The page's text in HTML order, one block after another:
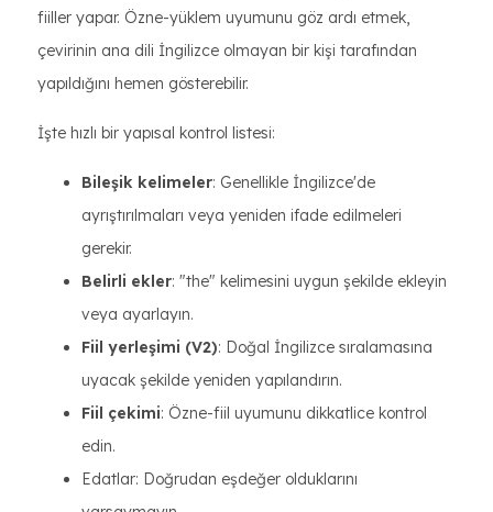
fiiller yapar. Özne-yüklem uyumunu göz ardı etmek,
çevirinin ana dili İngilizce olmayan bir kişi tarafından
yapıldığını hemen gösterebilir.
İşte hızlı bir yapısal kontrol listesi:
Bileşik kelimeler: Genellikle İngilizce'de
ayrıştırılmaları veya yeniden ifade edilmeleri
gerekir.
Belirli ekler: "the" kelimesini uygun şekilde ekleyin
veya ayarlayın.
Fiil yerleşimi (V2): Doğal İngilizce sıralamasına
uyacak şekilde yeniden yapılandırın.
Fiil çekimi: Özne-fiil uyumunu dikkatlice kontrol
edin.
Edatlar: Doğrudan eşdeğer olduklarını